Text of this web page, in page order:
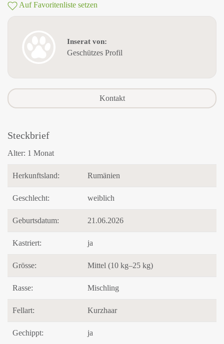
Auf Favoritenliste setzen
Inserat von:
Geschützes Profil
Kontakt
Steckbrief
Alter: 1 Monat
Herkunftsland: Rumänien
Geschlecht: weiblich
Geburtsdatum: 21.06.2026
Kastriert: ja
Grösse: Mittel (10 kg–25 kg)
Rasse: Mischling
Fellart: Kurzhaar
Gechippt: ja